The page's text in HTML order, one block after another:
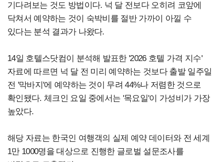
기다려보는 것도 방법이다. 넉 달 전보다 오히려 코앞에
닥쳐서 예약하는 것이 숙박비를 절반 가까이 아낄 수
있다는 분석 결과가 나왔다.
14일 호텔스닷컴이 분석해 발표한 '2026 호텔 가격 지수'
자료에 따르면 넉 달 전 미리 예약하는 것보다 출발 일주일
전 '막바지'에 예약하는 것이 무려 44%나 저렴한 것으로
확인됐다. 체크인 요일 중에서는 '목요일'이 가성비가 가장
높았다.
해당 자료는 한국인 여행객의 실제 예약 데이터와 전 세계
1만 1000명을 대상으로 진행한 글로벌 설문조사를